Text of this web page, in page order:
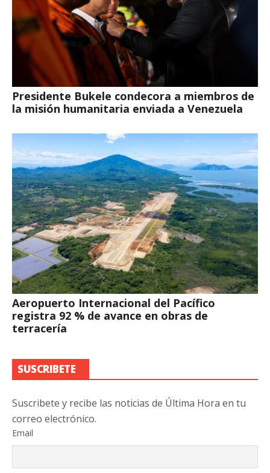
Presidente Bukele condecora a miembros de
la misión humanitaria enviada a Venezuela
Aeropuerto Internacional del Pacífico
registra 92 % de avance en obras de
terracería
SUSCRIBETE
Suscribete y recibe las noticias de Última Hora en tu
correo electrónico.
Email